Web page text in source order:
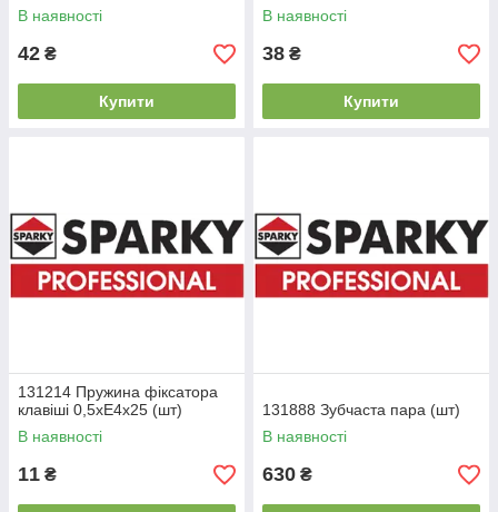
В наявності
42 ₴
Купити
В наявності
38 ₴
Купити
131214 Пружина фіксатора
клавіші 0,5хЕ4х25 (шт)
В наявності
11 ₴
131888 Зубчаста пара (шт)
В наявності
630 ₴